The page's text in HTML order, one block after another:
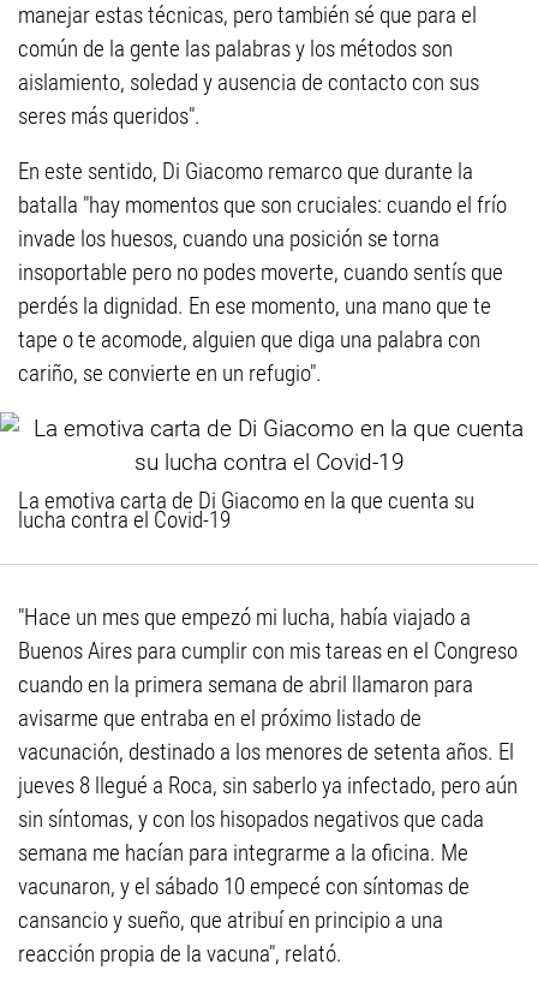
manejar estas técnicas, pero también sé que para el
común de la gente las palabras y los métodos son
aislamiento, soledad y ausencia de contacto con sus
seres más queridos".
En este sentido, Di Giacomo remarco que durante la
batalla "hay momentos que son cruciales: cuando el frío
invade los huesos, cuando una posición se torna
insoportable pero no podes moverte, cuando sentís que
perdés la dignidad. En ese momento, una mano que te
tape o te acomode, alguien que diga una palabra con
cariño, se convierte en un refugio".
La emotiva carta de Di Giacomo en la que cuenta su
lucha contra el Covid-19
"Hace un mes que empezó mi lucha, había viajado a
Buenos Aires para cumplir con mis tareas en el Congreso
cuando en la primera semana de abril llamaron para
avisarme que entraba en el próximo listado de
vacunación, destinado a los menores de setenta años. El
jueves 8 llegué a Roca, sin saberlo ya infectado, pero aún
sin síntomas, y con los hisopados negativos que cada
semana me hacían para integrarme a la oficina. Me
vacunaron, y el sábado 10 empecé con síntomas de
cansancio y sueño, que atribuí en principio a una
reacción propia de la vacuna", relató.